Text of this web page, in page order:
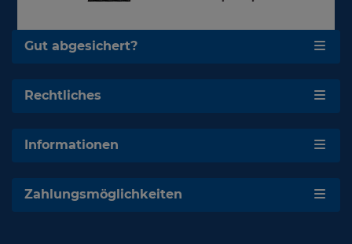
Gut abgesichert?
Rechtliches
Informationen
Zahlungsmöglichkeiten